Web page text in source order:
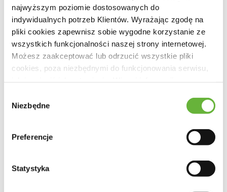
najwyższym poziomie dostosowanych do
indywidualnych potrzeb Klientów. Wyrażając zgodę na
pliki cookies zapewnisz sobie wygodne korzystanie ze
wszystkich funkcjonalności naszej strony internetowej.
Możesz zaakceptować lub odrzucić wszystkie pliki
cookies, poza niezbędnymi do funkcjonowania serwisu,
sposobie przetwarzania danych znajdziesz w
Polityce
zgody
Niezbędne
Preferencje
Statystyka
modernizacji przedsiębiorstwa.
PRODUKTY
RACHUNKI